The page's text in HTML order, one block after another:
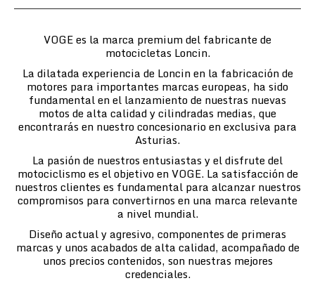
VOGE es la marca premium del fabricante de
motocicletas Loncin.
La dilatada experiencia de Loncin en la fabricación de
motores para importantes marcas europeas, ha sido
fundamental en el lanzamiento de nuestras nuevas
motos de alta calidad y cilindradas medias, que
encontrarás en nuestro concesionario en exclusiva para
Asturias.
La pasión de nuestros entusiastas y el disfrute del
motociclismo es el objetivo en VOGE. La satisfacción de
nuestros clientes es fundamental para alcanzar nuestros
compromisos para convertirnos en una marca relevante
a nivel mundial.
Diseño actual y agresivo, componentes de primeras
marcas y unos acabados de alta calidad, acompañado de
unos precios contenidos, son nuestras mejores
credenciales.